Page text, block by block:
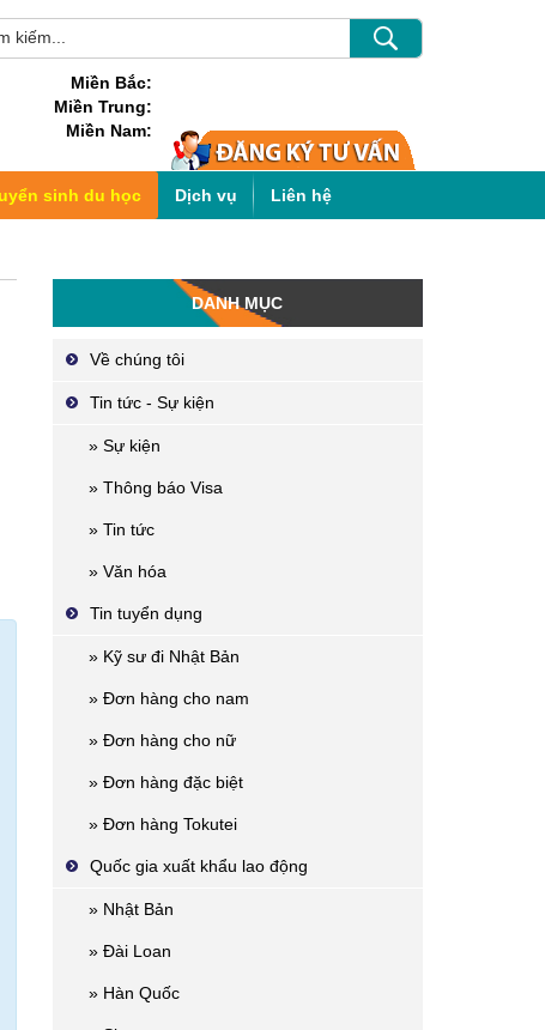
Miền Bắc:
Miền Trung:
Miền Nam:
sinh du học Dịch vụ Liên hệ
DANH MỤC
Về chúng tôi
Tin tức - Sự kiện
» Sự kiện
» Thông báo Visa
» Tin tức
» Văn hóa
Tin tuyển dụng
» Kỹ sư đi Nhật Bản
» Đơn hàng cho nam
» Đơn hàng cho nữ
» Đơn hàng đặc biệt
» Đơn hàng Tokutei
Quốc gia xuất khẩu lao động
» Nhật Bản
» Đài Loan
» Hàn Quốc